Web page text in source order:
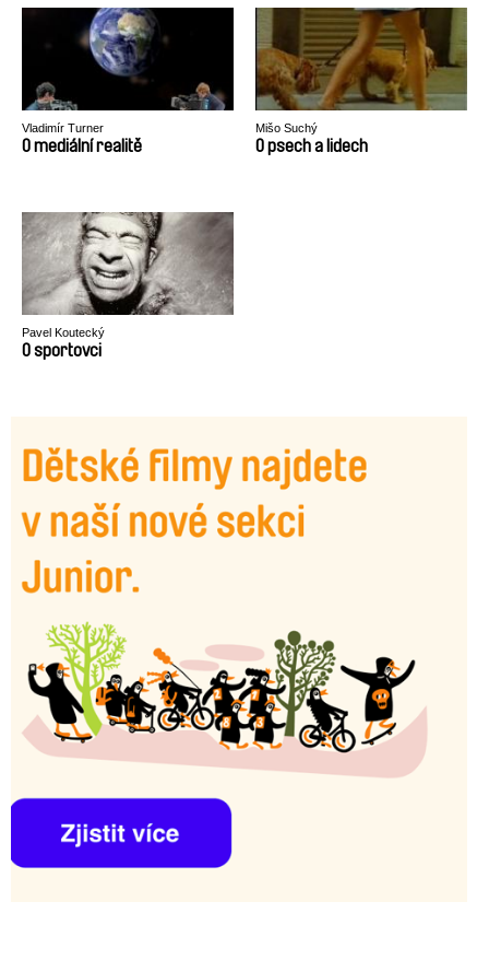
Vladimír Turner
O mediální realitě
Mišo Suchý
O psech a lidech
Pavel Koutecký
O sportovci